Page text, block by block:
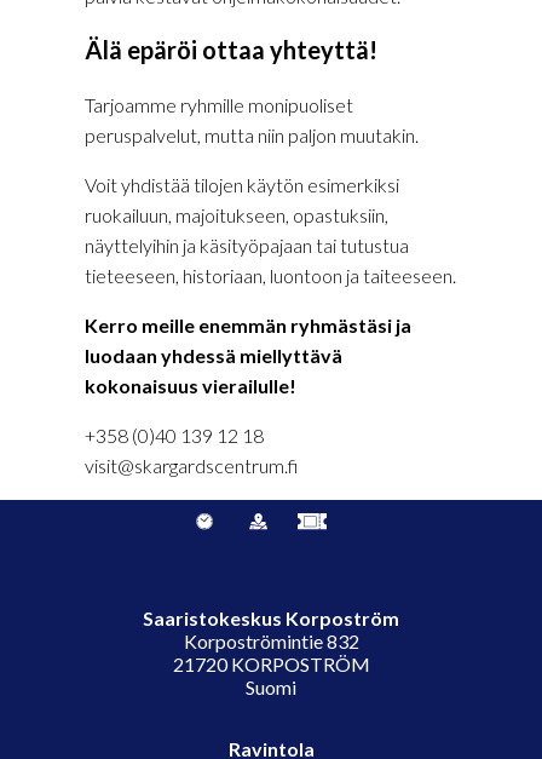
Älä epäröi ottaa yhteyttä!
Tarjoamme ryhmille monipuoliset
peruspalvelut, mutta niin paljon muutakin.
Voit yhdistää tilojen käytön esimerkiksi
ruokailuun, majoitukseen, opastuksiin,
näyttelyihin ja käsityöpajaan tai tutustua
tieteeseen, historiaan, luontoon ja taiteeseen.
Kerro meille enemmän ryhmästäsi ja
luodaan yhdessä miellyttävä
kokonaisuus vierailulle!
+358 (0)40 139 12 18
visit@skargardscentrum.fi
Saaristokeskus Korpoström
Korpoströmintie 832
21720 KORPOSTRÖM
Suomi
Ravintola